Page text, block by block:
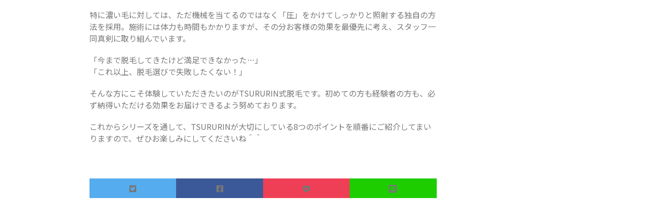
特に濃い毛に対しては、ただ機械を当てるのではなく「圧」をかけてしっかりと照射する独自の方
法を採用。施術には体力も時間もかかりますが、その分お客様の効果を最優先に考え、スタッフ一
同真剣に取り組んでいます。
「今まで脱毛してきたけど満足できなかった…」
「これ以上、脱毛選びで失敗したくない！」
そんな方にこそ体験していただきたいのがTSURURIN式脱毛です。初めての方も経験者の方も、必
ず納得いただける効果をお届けできるよう努めております。
これからシリーズを通して、TSURURINが大切にしている8つのポイントを順番にご紹介してまい
りますので、ぜひお楽しみにしてくださいね＾＾